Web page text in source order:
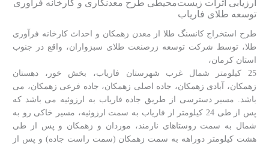
ارزیابی اثرات زیست‌محیطی طرح معدنکاری و کارخانه فرآوری
توسعه طلای فاریاب
طرح استخراج کانسنگ طلا از معدن زهمکان و احداث کارخانه فرآوری
طلا، توسط شرکت توسعه زرصنعت طلای سبزواران، واقع در جنوب
استان کرمان،
25 کیلومتر شمال غرب شهرستان فاریاب، بخش خور، دهستان
زهمکان، آبادی زهمکان، جاده اصلی زهمکان، جاده فرعی زهمکان، می
باشد. مسیر دسترسی از طریق جاده فاریاب به ارزوئیه می باشد که
پس از طی 24 کیلومتر از فاریاب به سمت ارزوئیه، مسیر خاکی رو به
شمال به سمت روستاهای نارمند، موردان و زهمکان و پس از طی
هشت کیلومتر دوراهه به سمت زهمکان (سمت راست جاده) و پس از